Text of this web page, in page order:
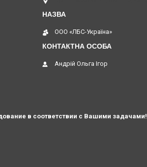
ООО «ЛБС-Україна»
Андрій Ольга Ігор
в соответствии с Вашими задачами!